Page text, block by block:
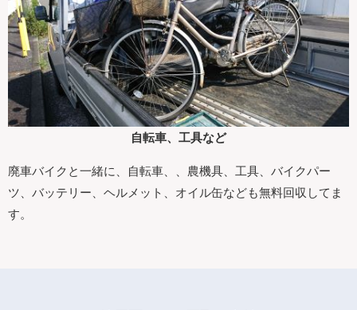
自転車、工具など
廃車バイクと一緒に、自転車、、農機具、工具、バイクパー
ツ、バッテリー、ヘルメット、オイル缶なども無料回収してま
す。